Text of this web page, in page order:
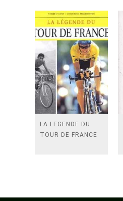
LA LEGENDE DU
TOUR DE FRANCE